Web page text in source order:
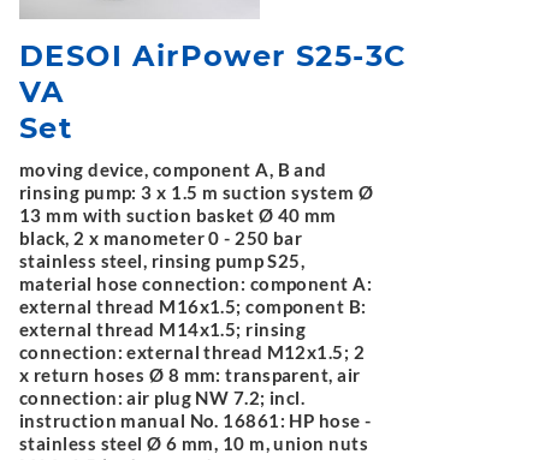
DESOI AirPower S25-3C
VA
Set
moving device, component A, B and
rinsing pump: 3 x 1.5 m suction system Ø
13 mm with suction basket Ø 40 mm
black, 2 x manometer 0 - 250 bar
stainless steel, rinsing pump S25,
material hose connection: component A:
external thread M16x1.5; component B:
external thread M14x1.5; rinsing
connection: external thread M12x1.5; 2
x return hoses Ø 8 mm: transparent, air
connection: air plug NW 7.2; incl.
instruction manual No. 16861: HP hose -
stainless steel Ø 6 mm, 10 m, union nuts